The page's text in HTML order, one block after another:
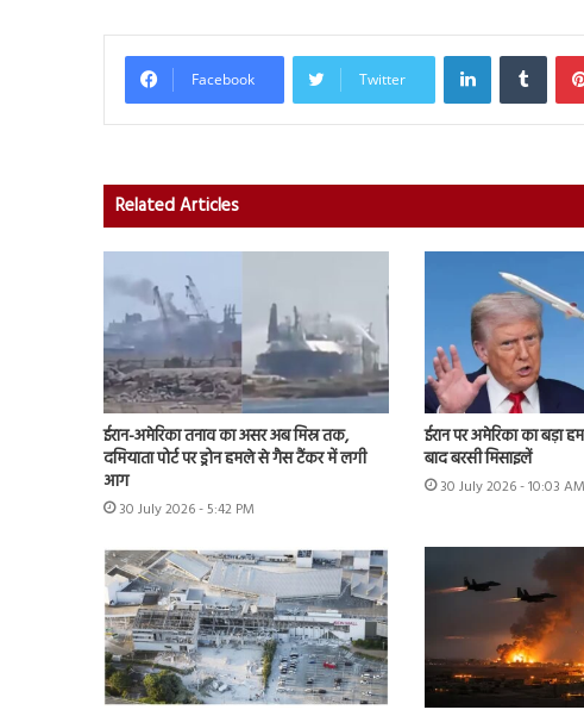
Facebook Twitter
LinkedIn
Related Articles
ईरान-अमेरिका तनाव का असर अब मिस्र तक,
दमियाता पोर्ट पर ड्रोन हमले से गैस टैंकर में लगी
आग
30 July 2026 - 5:42 PM
ईरान पर अमेरिका का बड़ा
बाद बरसी मिसाइलें
30 July 2026 - 10:03 AM